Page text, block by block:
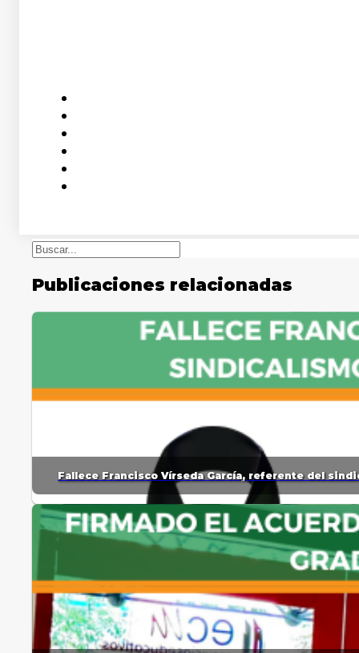
Buscar
Publicaciones relacionadas
Fallece Francisco Vírseda García, referente del